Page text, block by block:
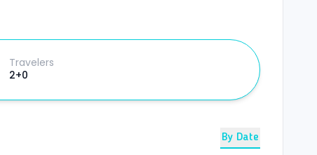
Travelers
2+0
By Date